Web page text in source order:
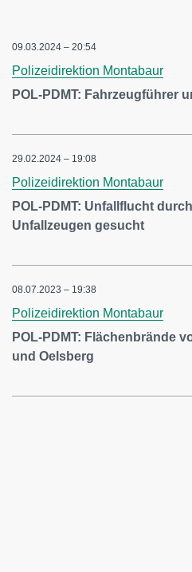
09.03.2024 – 20:54
Polizeidirektion Montabaur
POL-PDMT: Fahrzeugführer
29.02.2024 – 19:08
Polizeidirektion Montabaur
POL-PDMT: Unfallflucht
Unfallzeugen gesucht
08.07.2023 – 19:38
Polizeidirektion Montabaur
POL-PDMT: Flächenbrände
und Oelsberg